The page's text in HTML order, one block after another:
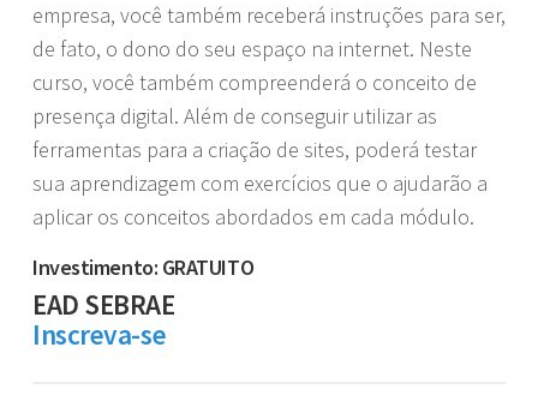
empresa, você também receberá instruções para ser,
de fato, o dono do seu espaço na internet. Neste
curso, você também compreenderá o conceito de
presença digital. Além de conseguir utilizar as
ferramentas para a criação de sites, poderá testar
sua aprendizagem com exercícios que o ajudarão a
aplicar os conceitos abordados em cada módulo.
Investimento: GRATUITO
EAD SEBRAE
Inscreva-se